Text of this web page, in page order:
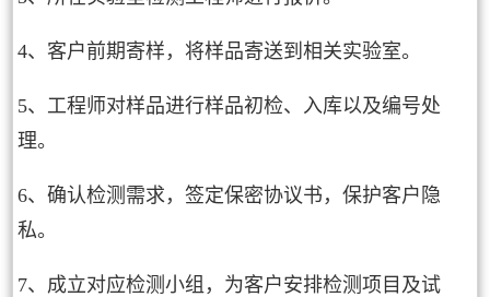
4、客户前期寄样，将样品寄送到相关实验室。
5、工程师对样品进行样品初检、入库以及编号处
理。
6、确认检测需求，签定保密协议书，保护客户隐
私。
7、成立对应检测小组，为客户安排检测项目及试